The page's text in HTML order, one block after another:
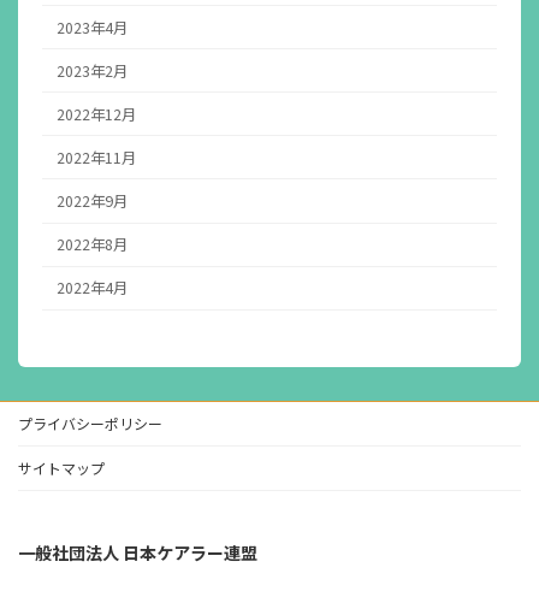
2023年4月
2023年2月
2022年12月
2022年11月
2022年9月
2022年8月
2022年4月
プライバシーポリシー
サイトマップ
一般社団法人 日本ケアラー連盟